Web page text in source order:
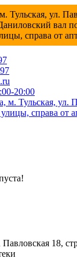
Тульская, ул.
вал
справа от
20:00
м. Тульская, ул.
справа от
18,